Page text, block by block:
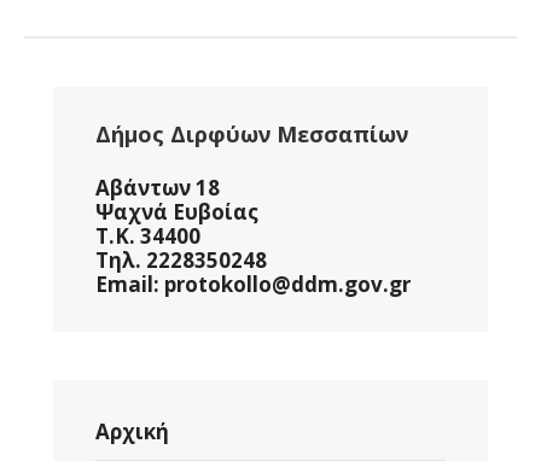
Δήμος Διρφύων Μεσσαπίων
Αβάντων 18
Ψαχνά Ευβοίας
Τ.Κ. 34400
Τηλ. 2228350248
Email: protokollo@ddm.gov.gr
Αρχική